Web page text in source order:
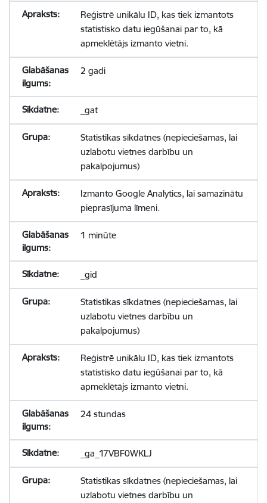
Reģistrē unikālu ID, kas tiek izmantots
statistisko datu iegūšanai par to, kā
apmeklētājs izmanto vietni.
2 gadi
_gat
Statistikas sīkdatnes (nepieciešamas, lai
uzlabotu vietnes darbību un
pakalpojumus)
Izmanto Google Analytics, lai samazinātu
pieprasījuma līmeni.
1 minūte
_gid
Statistikas sīkdatnes (nepieciešamas, lai
uzlabotu vietnes darbību un
pakalpojumus)
Reģistrē unikālu ID, kas tiek izmantots
statistisko datu iegūšanai par to, kā
apmeklētājs izmanto vietni.
24 stundas
_ga_17VBF0WKLJ
Statistikas sīkdatnes (nepieciešamas, lai
uzlabotu vietnes darbību un